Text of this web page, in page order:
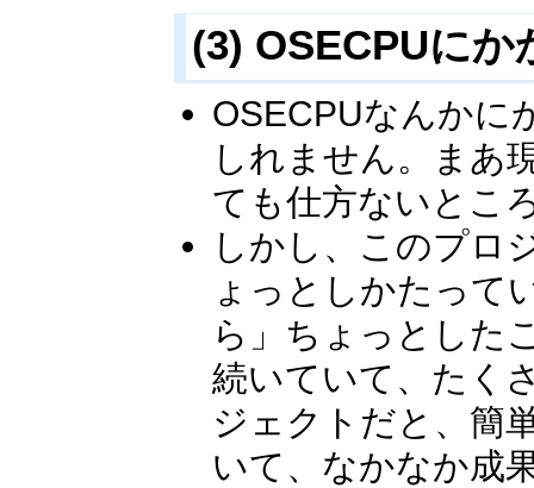
(3) OSECPUに
OSECPUなんかに
しれません。まあ
ても仕方ないとこ
しかし、このプロ
ょっとしかたって
ら」ちょっとした
続いていて、たく
ジェクトだと、簡
いて、なかなか成